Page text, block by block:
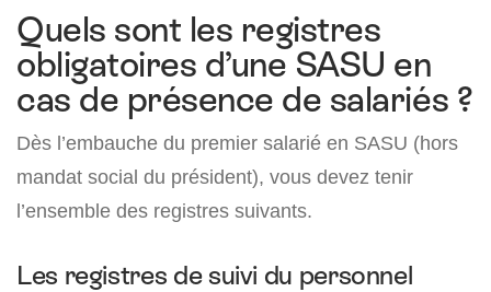
Quels sont les registres
obligatoires d’une SASU en
cas de présence de salariés ?
Dès l’embauche du premier salarié en SASU (hors
mandat social du président), vous devez tenir
l’ensemble des registres suivants.
Les registres de suivi du personnel